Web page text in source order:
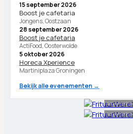
15 september 2026
Boost je cafetaria
Jongens, Oostzaan
28 september 2026
Boost je cafetaria
ActiFood, Oosterwolde
5 oktober 2026
Horeca Xperience
Martiniplaza Groningen
Bekijk alle evenementen →
Advertentie
Advertentie